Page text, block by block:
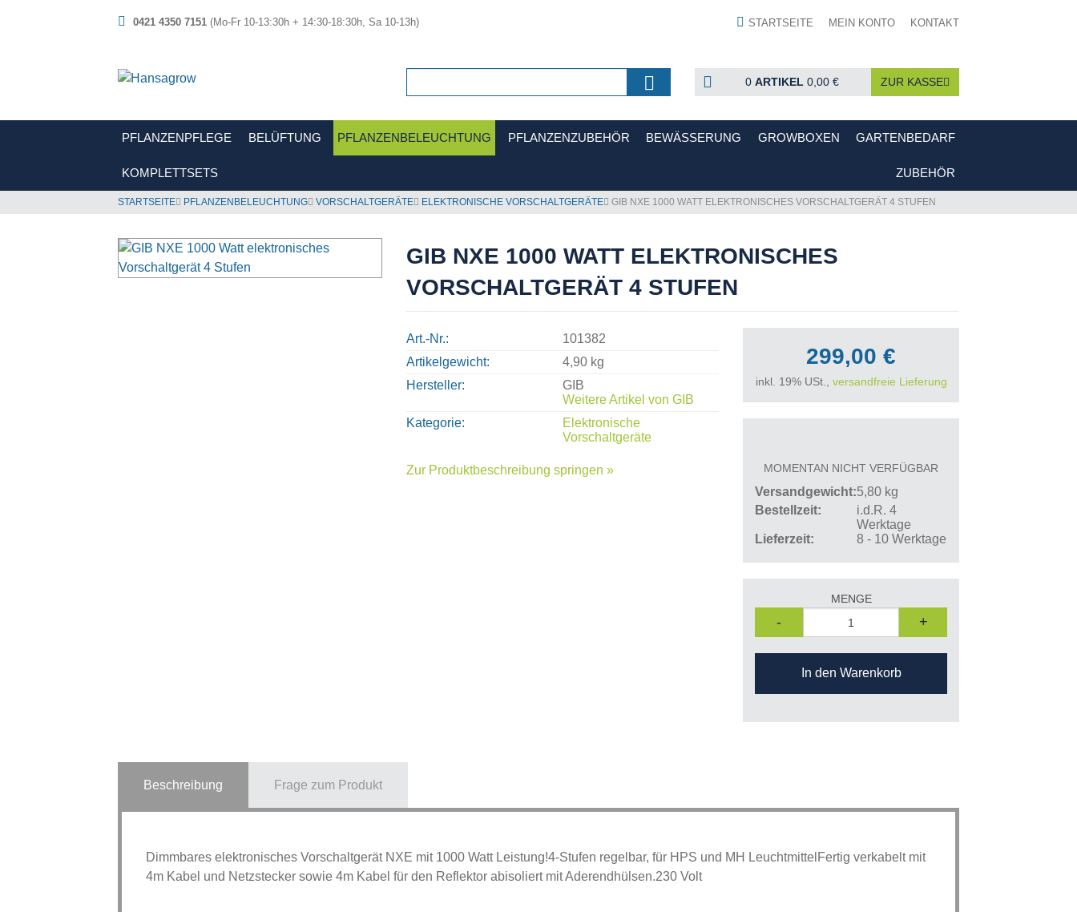
0421 4350 7151 (Mo-Fr 10-13:30h + 14:30-18:30h, Sa 10-13h) STARTSEITE MEIN KONTO KONTAKT
0 ARTIKEL 0,00 € ZUR KASSE
PFLANZENPFLEGE BELÜFTUNG PFLANZENBELEUCHTUNG PFLANZENZUBEHÖR BEWÄSSERUNG GROWBOXEN GARTENBEDARF
KOMPLETTSETS ZUBEHÖR
STARTSEITE PFLANZENBELEUCHTUNG VORSCHALTGERÄTE ELEKTRONISCHE VORSCHALTGERÄTE GIB NXE 1000 WATT ELEKTRONISCHES VORSCHALTGERÄT 4 STUFEN
GIB NXE 1000 WATT ELEKTRONISCHES
VORSCHALTGERÄT 4 STUFEN
Art.-Nr.
101382
Artikelgewicht
4,90 kg
Hersteller
GIB
Weitere Artikel von GIB
Kategorie
Elektronische
Vorschaltgeräte
Zur Produktbeschreibung springen »
299,00 €
inkl. 19% USt., versandfreie Lieferung
MOMENTAN NICHT VERFÜGBAR
Versandgewicht 5,80 kg
Bestellzeit
i.d.R. 4
Werktage
Lieferzeit
8 - 10 Werktage
MENGE
- +
In den Warenkorb
Beschreibung Frage zum Produkt
Dimmbares elektronisches Vorschaltgerät NXE mit 1000 Watt Leistung!4-Stufen regelbar, für HPS und MH LeuchtmittelFertig verkabelt mit
4m Kabel und Netzstecker sowie 4m Kabel für den Reflektor abisoliert mit Aderendhülsen.230 Volt